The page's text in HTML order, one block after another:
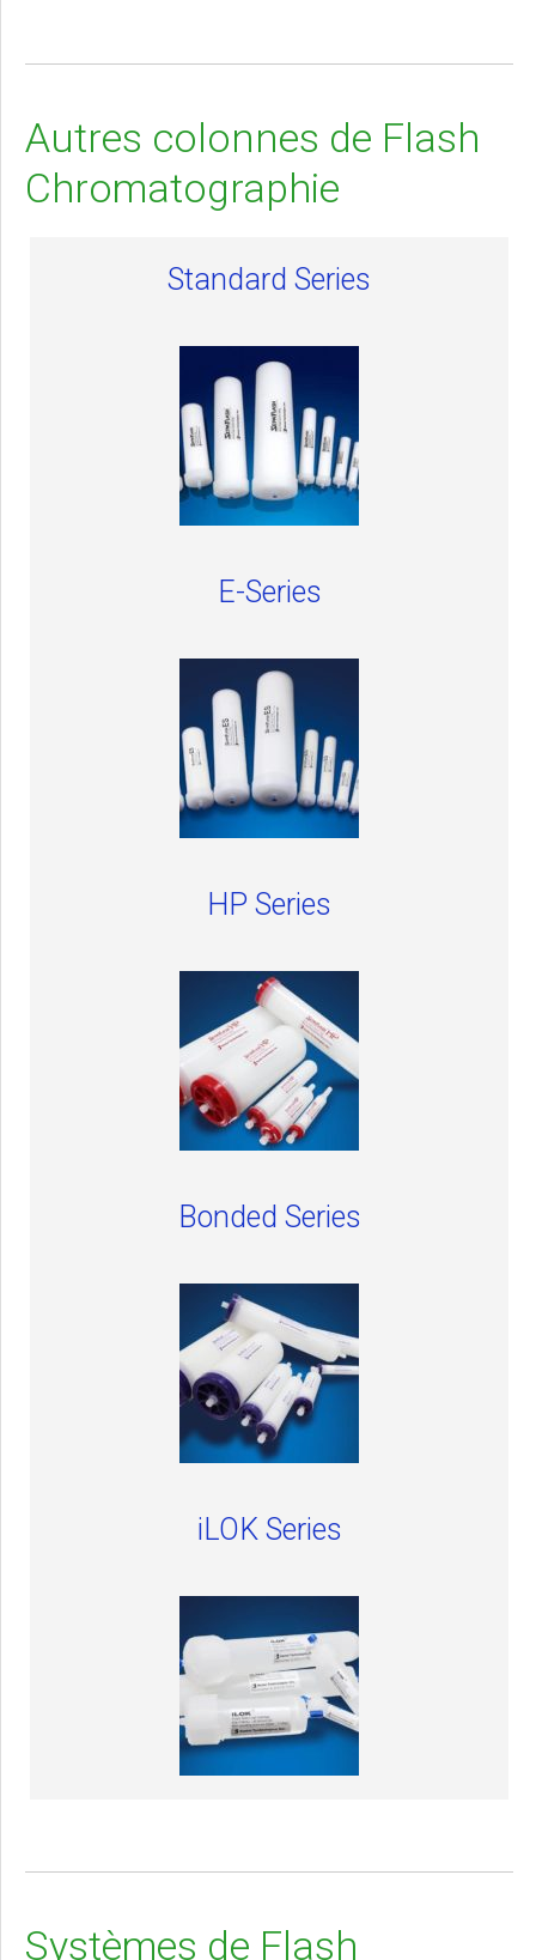
Autres colonnes de Flash
Chromatographie
Standard Series
E-Series
HP Series
Bonded Series
iLOK Series
Systèmes de Flash